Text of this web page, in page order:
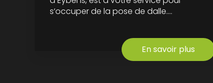
s’occuper de la pose de dalle....
En savoir plus